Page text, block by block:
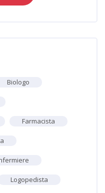
Biologo
Farmacista
Logopedista